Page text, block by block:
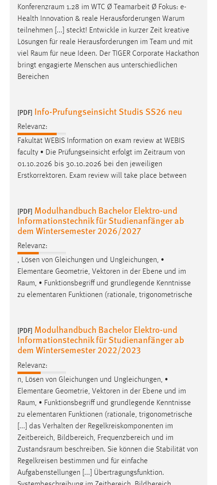
Konferenzraum 1.28 im WTC Ø Teamarbeit Ø Fokus: e-
Health Innovation & reale Herausforderungen Warum
teilnehmen [...] steckt! Entwickle in kurzer Zeit kreative
Lösungen für reale Herausforderungen im Team und mit
viel Raum für neue Ideen. Der TIGER Corporate Hackathon
bringt engagierte Menschen aus unterschiedlichen
Bereichen
[PDF] Info-Prufungseinsicht Studis SS26 neu
Relevanz:
Fakultät WEBIS Information on exam review at WEBIS
faculty • Die Prüfungseinsicht erfolgt im Zeitraum von
01.10.2026 bis 30.10.2026 bei den jeweiligen
Erstkorrektoren. Exam review will take place between
[PDF] Modulhandbuch Bachelor Elektro-und
Informationstechnik für Studienanfänger ab
dem Wintersemester 2026/2027
Relevanz:
, Lösen von Gleichungen und Ungleichungen, •
Elementare Geometrie, Vektoren in der Ebene und im
Raum, • Funktionsbegriff und grundlegende Kenntnisse
zu elementaren Funktionen (rationale, trigonometrische
[PDF] Modulhandbuch Bachelor Elektro-und
Informationstechnik für Studienanfänger ab
dem Wintersemester 2022/2023
Relevanz:
n, Lösen von Gleichungen und Ungleichungen, •
Elementare Geometrie, Vektoren in der Ebene und im
Raum, • Funktionsbegriff und grundlegende Kenntnisse
zu elementaren Funktionen (rationale, trigonometrische
[...] das Verhalten der Regelkreiskomponenten im
Zeitbereich, Bildbereich, Frequenzbereich und im
Zustandsraum beschreiben. Sie können die Stabilität von
Regelkreisen bestimmen und für einfache
Aufgabenstellungen [...] Übertragungsfunktion.